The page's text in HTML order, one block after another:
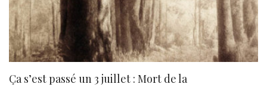
Ça s’est passé un 3 juillet : Mort de la